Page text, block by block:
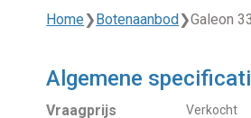
Home❯ Botenaanbod ❯Galeon
Algemene
Vraagprijs Verkocht